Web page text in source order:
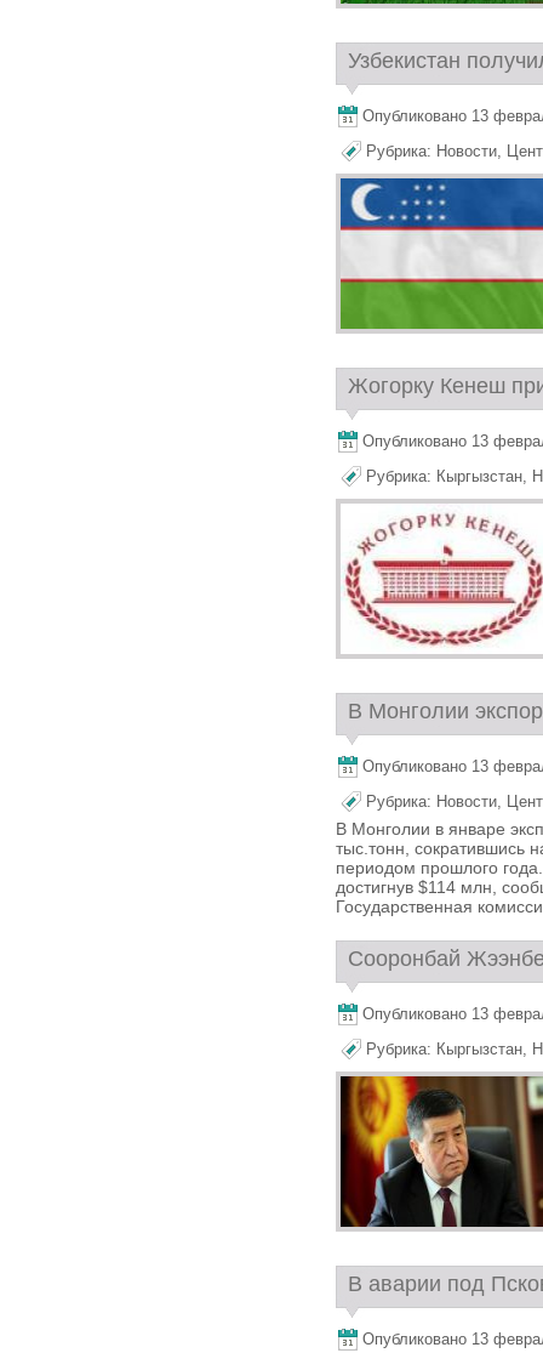
Узбекистан
Опубликовано 13
Рубрика: Новости,
Жогорку Кенеш
Опубликовано 13
Рубрика: Кыргызстан,
В Монголии
Опубликовано 13
Рубрика: Новости,
В Монголии в январе
тыс.тонн, сократившись
периодом прошлого
достигнув $114 млн,
Государственная
Сооронбай
Опубликовано 13
Рубрика: Кыргызстан,
В аварии под
Опубликовано 13